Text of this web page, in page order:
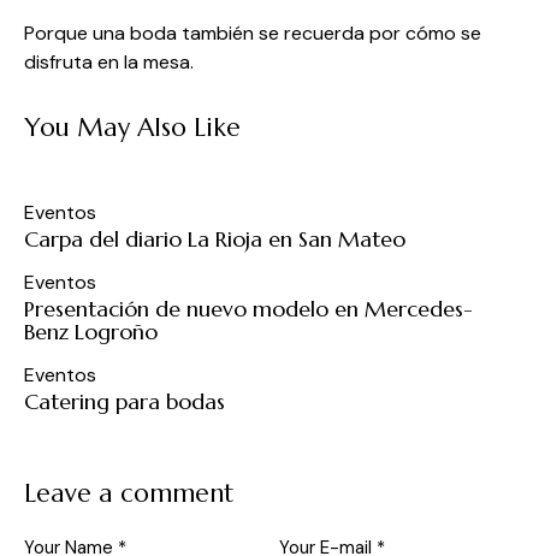
Porque una boda también se recuerda por cómo se
disfruta en la mesa.
You May Also Like
Eventos
Carpa del diario La Rioja en San Mateo
Eventos
Presentación de nuevo modelo en Mercedes-
Benz Logroño
Eventos
Catering para bodas
Leave a comment